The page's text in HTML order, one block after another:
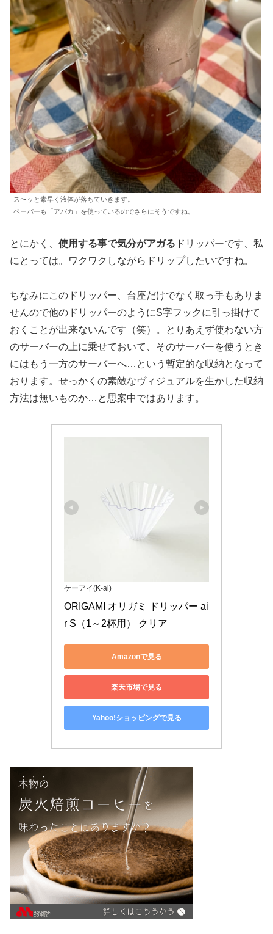
ス〜ッと素早く液体が落ちていきます。
ペーパーも「アバカ」を使っているのでさらにそうですね。
とにかく、 使用する事で気分がアガる ドリッパーです、私
にとっては。ワクワクしながらドリップしたいですね。
ちなみにこのドリッパー、台座だけでなく取っ手もありま
せんので他のドリッパーのようにS字フックに引っ掛けて
おくことが出来ないんです（笑）。とりあえず使わない方
のサーバーの上に乗せておいて、そのサーバーを使うとき
にはもう一方のサーバーへ…という暫定的な収納となって
おります。せっかくの素敵なヴィジュアルを生かした収納
方法は無いものか…と思案中ではあります。
ケーアイ(K-ai)
ORIGAMI オリガミ ドリッパー ai
r S（1～2杯用） クリア
Amazonで見る
楽天市場で見る
Yahoo!ショッピングで見る